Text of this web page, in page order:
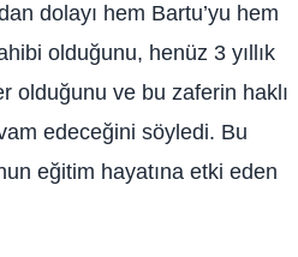
dolayı hem Bartu’yu hem
olduğunu, henüz 3 yıllık
olduğunu ve bu zaferin haklı
edeceğini söyledi. Bu
eğitim hayatına etki eden